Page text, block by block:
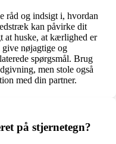
råd og indsigt i, hvordan
kan påvirke dit
huske, at kærlighed er
nøjagtige og
spørgsmål. Brug
men stole også
med din partner.
på stjernetegn?